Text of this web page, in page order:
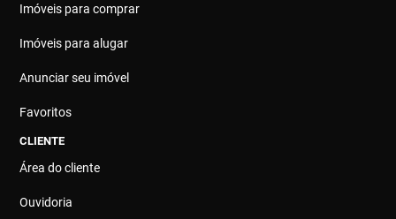
Imóveis para comprar
Imóveis para alugar
Anunciar seu imóvel
Favoritos
CLIENTE
Área do cliente
Ouvidoria